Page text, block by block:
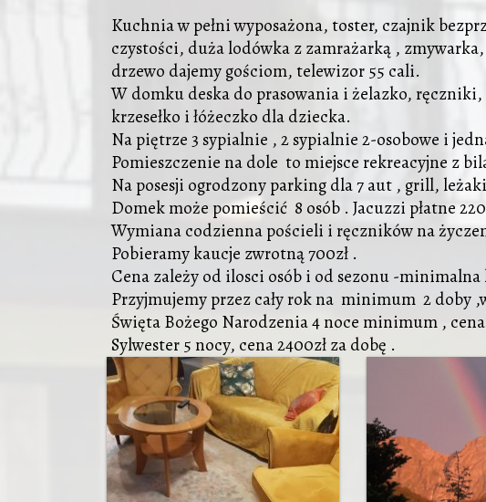
Kuchnia w pełni wyposażona, toster, czajnik
czystości, duża lodówka z zamrażarką ,
drzewo dajemy gościom, telewizor 55 cali.
W domku deska do prasowania i żelazko,
krzesełko i łóżeczko dla dziecka.
Na piętrze 3 sypialnie , 2 sypialnie 2-osobowe i
Pomieszczenie na dole to miejsce rekreacyjne z
Na posesji ogrodzony parking dla 7 aut , grill,
Domek może pomieścić 8 osób . Jacuzzi płatne
Wymiana codzienna pościeli i ręczników na
Pobieramy kaucje zwrotną 700zł .
Cena zależy od ilosci osób i od sezonu -
Przyjmujemy przez cały rok na minimum 2 doby
Święta Bożego Narodzenia 4 noce minimum ,
Sylwester 5 nocy, cena 2400zł za dobę .